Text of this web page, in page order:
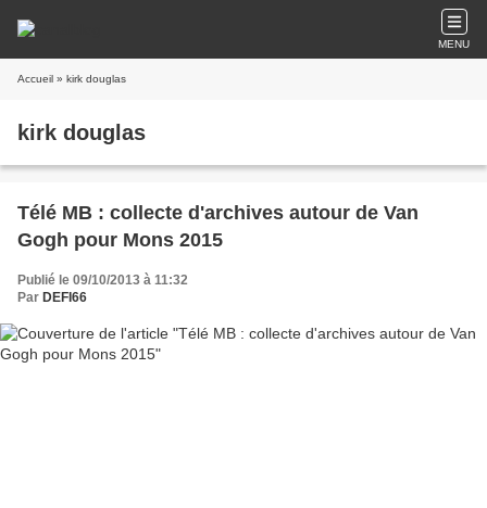
MENU
Accueil » kirk douglas
kirk douglas
Télé MB : collecte d'archives autour de Van
Gogh pour Mons 2015
Publié le 09/10/2013 à 11:32
Par DEFI66